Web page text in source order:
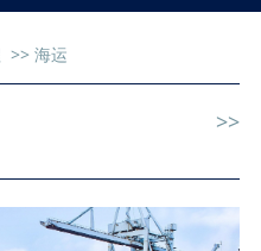
>> 海运
>>